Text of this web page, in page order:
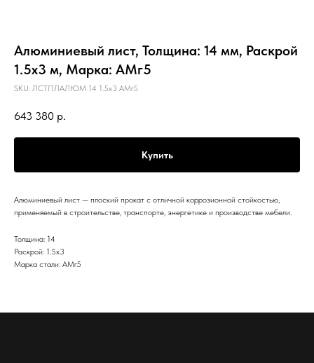
Алюминиевый лист, Толщина: 14 мм, Раскрой
1.5х3 м, Марка: АМг5
SKU: ЛСТПЛАЛЮМ 14 1.5х3 АМг5
643 380 р.
Купить
Алюминиевый лист — плоский прокат с отличной коррозионной стойкостью,
применяемый в строительстве, транспорте, энергетике и производстве мебели.
Толщина: 14
Раскрой: 1.5х3
Марка стали: АМг5